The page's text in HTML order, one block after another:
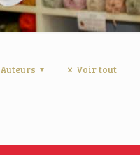
Auteurs Voir tout